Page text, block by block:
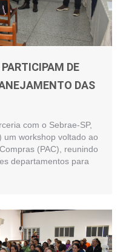
DE
DAS
com o Sebrae-SP,
um workshop voltado ao
(PAC), reunindo
departamentos para